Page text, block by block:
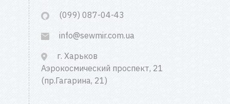
(099) 087-04-43
info@sewmir.com.ua
г. Харьков
Аэрокосмический проспект, 21
(пр.Гагарина, 21)